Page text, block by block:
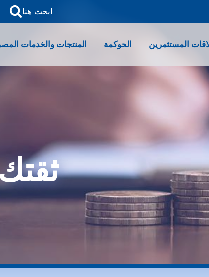
ابحث هنا
المستثمرين الحوكمة المنتجات والخدمات